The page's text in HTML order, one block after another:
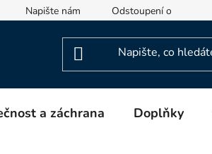
Napište nám Odstoupení od smlouvy
a záchrana Doplňky